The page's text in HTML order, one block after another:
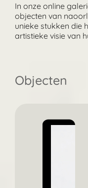
In onze online
objecten van
unieke stukken die
artistieke visie van
Objecten